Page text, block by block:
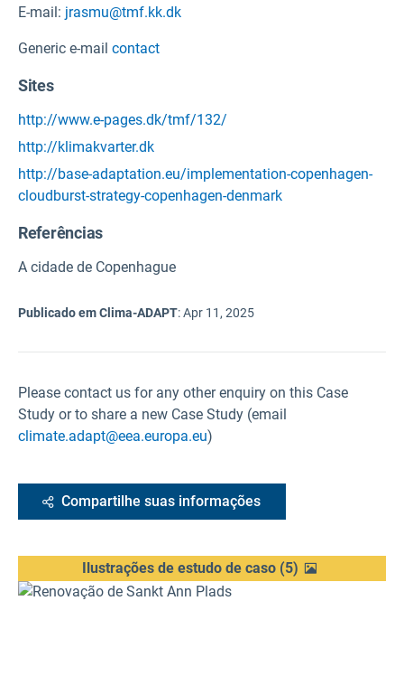
E-mail: jrasmu@tmf.kk.dk
Generic e-mail contact
Sites
http://www.e-pages.dk/tmf/132/
http://klimakvarter.dk
http://base-adaptation.eu/implementation-copenhagen-
cloudburst-strategy-copenhagen-denmark
Referências
A cidade de Copenhague
Publicado em Clima-ADAPT:Apr 11, 2025
Please contact us for any other enquiry on this Case
Study or to share a new Case Study (email
climate.adapt@eea.europa.eu)
Compartilhe suas informações
Ilustrações de estudo de caso(5)